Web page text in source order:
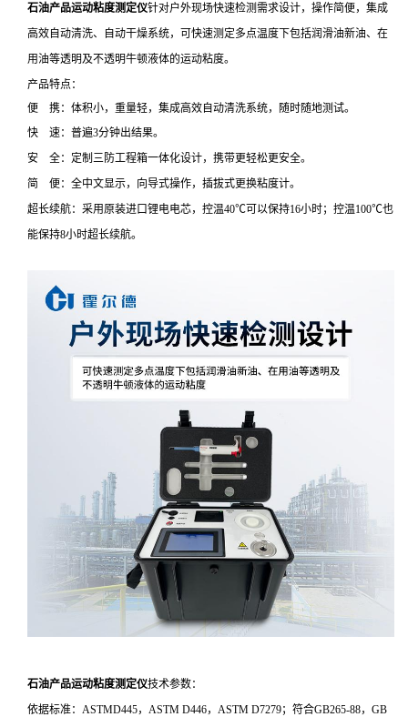
石油产品运动粘度测定仪针对户外现场快速检测需求设计，操作简便，集成
高效自动清洗、自动干燥系统，可快速测定多点温度下包括润滑油新油、在
用油等透明及不透明牛顿液体的运动粘度。
产品特点：
便 携：体积小，重量轻，集成高效自动清洗系统，随时随地测试。
快 速：普遍3分钟出结果。
安 全：定制三防工程箱一体化设计，携带更轻松更安全。
简 便：全中文显示，向导式操作，插拔式更换粘度计。
超长续航：采用原装进口锂电电芯，控温40℃可以保持16小时；控温100℃也
能保持8小时超长续航。
石油产品运动粘度测定仪技术参数：
依据标准：ASTMD445，ASTM D446，ASTM D7279；符合GB265-88，GB